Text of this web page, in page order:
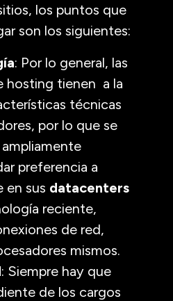
los puntos que
son los siguientes:
: Por lo general, las
hosting tienen a la
técnicas
por lo que se
preferencia a
en sus datacenters
reciente,
de red,
mismos.
: Siempre hay que
de los cargos